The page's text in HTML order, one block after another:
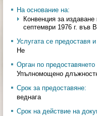
На основание на:
Конвенция за
септември 1976 г. във
Услугата се предоставя
Не
Орган по
Упълномощено
Срок за предоставяне:
веднага
Срок на действие на